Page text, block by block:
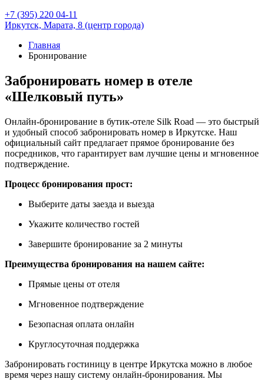
+7 (395) 220 04-11
Иркутск, Марата, 8 (центр города)
Главная
Бронирование
Забронировать номер в отеле
«Шелковый путь»
Онлайн-бронирование в бутик-отеле Silk Road — это быстрый
и удобный способ забронировать номер в Иркутске. Наш
официальный сайт предлагает прямое бронирование без
посредников, что гарантирует вам лучшие цены и мгновенное
подтверждение.
Процесс бронирования прост:
Выберите даты заезда и выезда
Укажите количество гостей
Завершите бронирование за 2 минуты
Преимущества бронирования на нашем сайте:
Прямые цены от отеля
Мгновенное подтверждение
Безопасная оплата онлайн
Круглосуточная поддержка
Забронировать гостиницу в центре Иркутска можно в любое
время через нашу систему онлайн-бронирования. Мы